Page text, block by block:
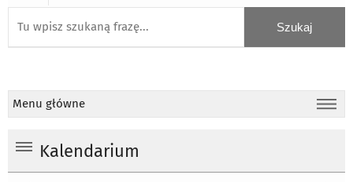
Menu główne
Kalendarium